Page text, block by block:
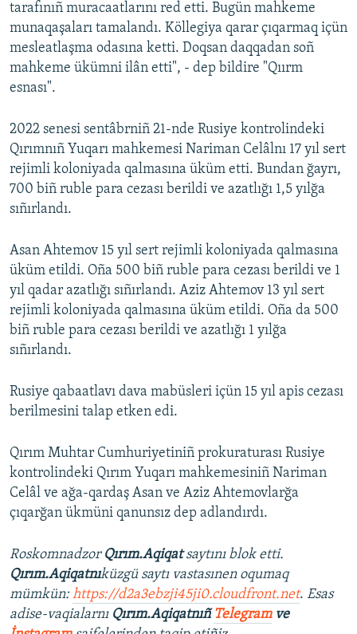
tarafınıñ muracaatlarını red etti. Bugün mahkeme
munaqaşaları tamalandı. Köllegiya qarar çıqarmaq içün
mesleatlaşma odasına ketti. Doqsan daqqadan soñ
mahkeme ükümni ilân etti", - dep bildire "Qıırm
esnası".
2022 senesi sentâbrniñ 21-nde Rusiye kontrolindeki
Qırımnıñ Yuqarı mahkemesi Nariman Celâlnı 17 yıl sert
rejimli koloniyada qalmasına üküm etti. Bundan ğayrı,
700 biñ ruble para cezası berildi ve azatlığı 1,5 yılğa
sıñırlandı.
Asan Ahtemov 15 yıl sert rejimli koloniyada qalmasına
üküm etildi. Oña 500 biñ ruble para cezası berildi ve 1
yıl qadar azatlığı sıñırlandı. Aziz Ahtemov 13 yıl sert
rejimli koloniyada qalmasına üküm etildi. Oña da 500
biñ ruble para cezası berildi ve azatlığı 1 yılğa
sıñırlandı.
Rusiye qabaatlavı dava mabüsleri içün 15 yıl apis cezası
berilmesini talap etken edi.
Qırım Muhtar Cumhuriyetiniñ prokuraturası Rusiye
kontrolindeki Qırım Yuqarı mahkemesiniñ Nariman
Celâl ve ağa-qardaş Asan ve Aziz Ahtemovlarğa
çıqarğan ükmüni qanunsız dep adlandırdı.
Roskomnadzor Qırım.Aqiqatsaytını blok etti.
Qırım.Aqiqatnıküzgü saytı vastasınen oqumaq
mümkün:https://d2a3ebzji45ji0.cloudfront.net. Esas
adise-vaqialarnı Qırım.Aqiqatnıñ Telegramve